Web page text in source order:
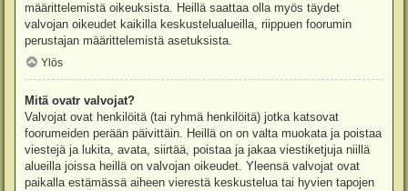
määrittelemistä oikeuksista. Heillä saattaa olla myös täydet
valvojan oikeudet kaikilla keskustelualueilla, riippuen foorumin
perustajan määrittelemistä asetuksista.
Ylös
Mitä ovatr valvojat?
Valvojat ovat henkilöitä (tai ryhmä henkilöitä) jotka katsovat
foorumeiden perään päivittäin. Heillä on on valta muokata ja poistaa
viestejä ja lukita, avata, siirtää, poistaa ja jakaa viestiketjuja niillä
alueilla joissa heillä on valvojan oikeudet. Yleensä valvojat ovat
paikalla estämässä aiheen vierestä keskustelua tai hyvien tapojen